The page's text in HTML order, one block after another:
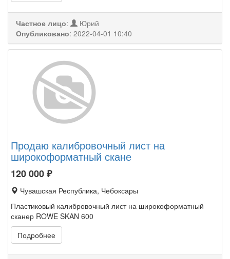
Частное лицо:
Юрий
Опубликовано: 2022-04-01 10:40
Продаю калибровочный лист на
широкоформатный скане
120 000₽
Чувашская Республика, Чебоксары
Пластиковый калибровочный лист на широкоформатный
сканер ROWE SKAN 600
Подробнее